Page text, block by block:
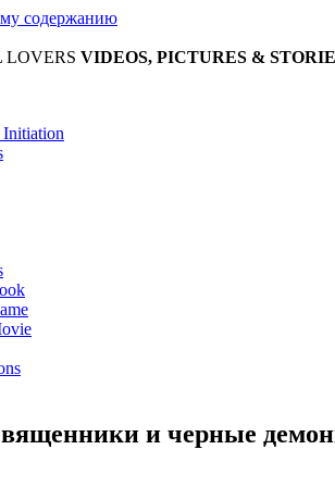
содержанию
LOVERS VIDEOS, PICTURES &
Initiation
и черные